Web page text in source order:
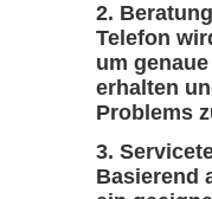
Telefon
um
erhalten
Problems
Basierend